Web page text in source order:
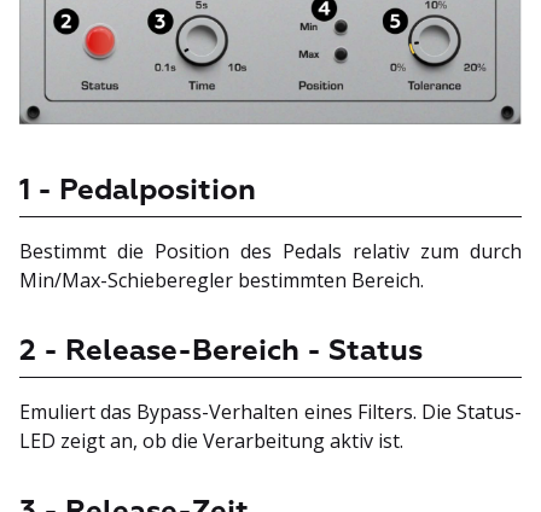
1 - Pedalposition
Bestimmt die Position des Pedals relativ zum durch
Min/Max-Schieberegler bestimmten Bereich.
2 - Release-Bereich - Status
Emuliert das Bypass-Verhalten eines Filters. Die Status-
LED zeigt an, ob die Verarbeitung aktiv ist.